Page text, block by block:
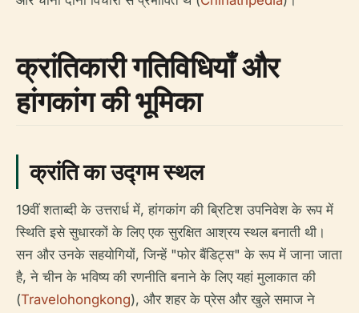
क्रांतिकारी गतिविधियाँ और
हांगकांग की भूमिका
क्रांति का उद्गम स्थल
19वीं शताब्दी के उत्तरार्ध में, हांगकांग की ब्रिटिश उपनिवेश के रूप में
स्थिति इसे सुधारकों के लिए एक सुरक्षित आश्रय स्थल बनाती थी।
सन और उनके सहयोगियों, जिन्हें "फोर बैंडिट्स" के रूप में जाना जाता
है, ने चीन के भविष्य की रणनीति बनाने के लिए यहां मुलाकात की
(Travelohongkong), और शहर के प्रेस और खुले समाज ने